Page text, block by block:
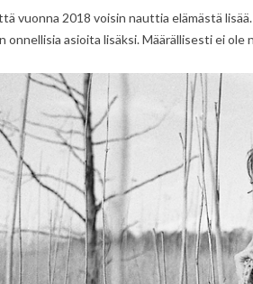
vuonna 2018 voisin nauttia elämästä
onnellisia asioita lisäksi. Määrällisesti ei